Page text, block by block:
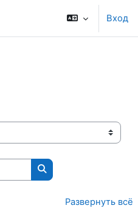
Вход
Поиск курса
Развернуть всё